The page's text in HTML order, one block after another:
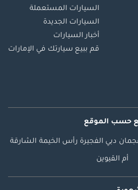
السيارات المستعملة
السيارات الجديدة
أخبار السيارات
قم ببيع سيارتك في الإمارات
حسب الموقع
دبي الفجيرة رأس الخيمة الشارقة
أم القيوين